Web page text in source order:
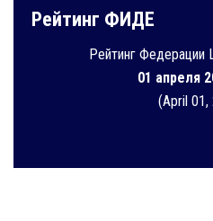
Рейтинг ФИДЕ
Рейтинг Федерации
01 апреля
(April 01,